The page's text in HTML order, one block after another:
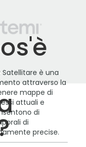
Satellitare è una
attraverso la
mappe di
attuali e
di
di
precise.